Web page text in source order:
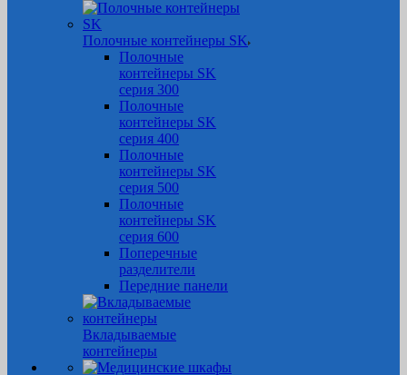
Полочные контейнеры SK
Полочные
контейнеры SK
серия 300
Полочные
контейнеры SK
серия 400
Полочные
контейнеры SK
серия 500
Полочные
контейнеры SK
серия 600
Поперечные
разделители
Передние панели
Вкладываемые
контейнеры